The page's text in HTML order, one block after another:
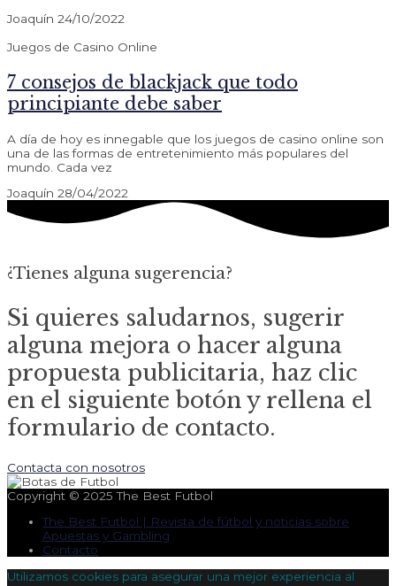
Joaquín 24/10/2022
Juegos de Casino Online
7 consejos de blackjack que todo
principiante debe saber
A día de hoy es innegable que los juegos de casino online son
una de las formas de entretenimiento más populares del
mundo. Cada vez
Joaquín 28/04/2022
¿Tienes alguna sugerencia?
Si quieres saludarnos, sugerir
alguna mejora o hacer alguna
propuesta publicitaria, haz clic
en el siguiente botón y rellena el
formulario de contacto.
Contacta con nosotros
Copyright © 2025The Best Futbol
The Best Futbol | Revista de fútbol y noticias sobre
Apuestas y Gambling
Contacto
Utilizamos cookies para asegurar una mejor experiencia al